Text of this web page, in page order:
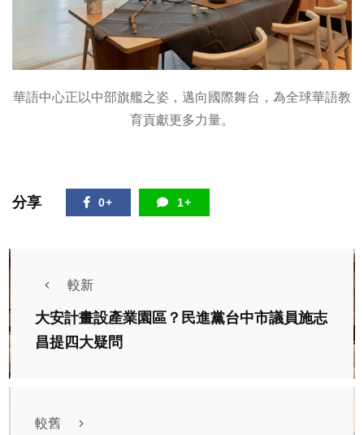
華語中心正以中部旗艦之姿，邁向國際舞台，為全球華語教
育貢獻更多力量。
分享 0+ 1+
較新
大安計畫設產業園區？民進黨台中市議員施志
昌提四大疑問
較舊